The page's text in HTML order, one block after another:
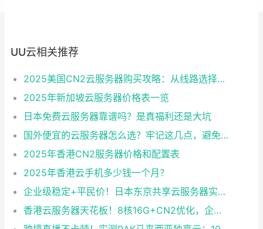
UU云相关推荐
2025美国CN2云服务器购买攻略：从线路选择到实操最全指南
2025年新加坡云服务器价格表一览
日本免费云服务器靠谱吗？是真福利还是大坑
国外便宜的云服务器怎么选？牢记这几点，避免踩坑
2025年香港CN2服务器价格和配置表
2025年香港云手机多少钱一个月？
企业级稳定+平民价！日本东京共享云服务器实测：CentOS 7.9系统+资源隔离，稳定性达99.99%
香港云服务器天花板！8核16G+CN2优化，企业级数据安全+毫秒级延迟双保险！